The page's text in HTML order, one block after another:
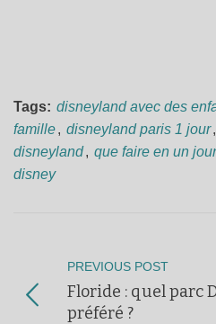
Tags: disneyland avec des
famille, disneyland paris 1 jour,
disneyland, que faire en un
disney
PREVIOUS POST
Floride : quel parc
préféré ?